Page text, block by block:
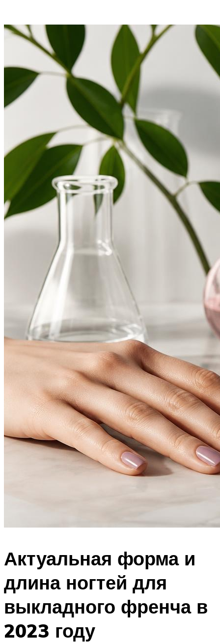
Актуальная форма и
длина ногтей для
выкладного френча в
2023 году